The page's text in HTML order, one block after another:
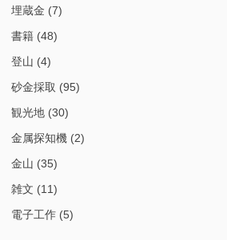
埋蔵金 (7)
書籍 (48)
登山 (4)
砂金採取 (95)
観光地 (30)
金属探知機 (2)
金山 (35)
雑文 (11)
電子工作 (5)